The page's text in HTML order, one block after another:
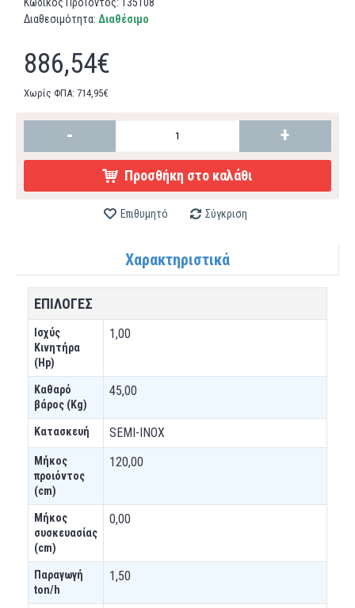
Διαθεσιμότητα: Διαθέσιμο
886,54€
Χωρίς ΦΠΑ: 714,95€
- +
Προσθήκη στο καλάθι
Επιθυμητό Σύγκριση
Χαρακτηριστικά
ΕΠΙΛΟΓΕΣ
Ισχύς
Κινητήρα
(Hp)
1,00
Καθαρό
βάρος (Kg)
45,00
Κατασκευή SEMI-INOX
Μήκος
προιόντος
(cm)
120,00
Μήκος
συσκευασίας
(cm)
0,00
Παραγωγή
ton/h
1,50